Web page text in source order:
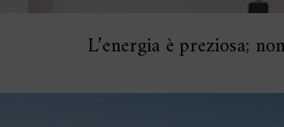
L’energia è preziosa;